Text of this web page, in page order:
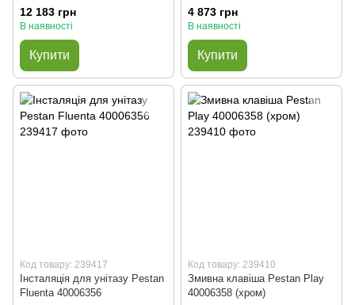
сидінням soft close slim
12 183 грн
В наявності
Купити
4 873 грн
В наявності
Купити
Код товару: 239417
Інсталяція для унітазу Pestan
Fluenta 40006356
Код товару: 239410
Змивна клавіша Pestan Play
40006358 (хром)